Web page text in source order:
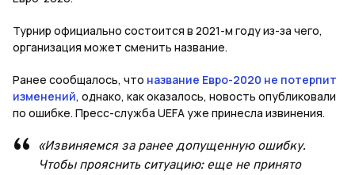
Турнир официально состоится в 2021-м году из-за чего,
организация может сменить название.
Ранее сообщалось, что название Евро-2020 не потерпит
изменений, однако, как оказалось, новость опубликовали
по ошибке. Пресс-служба UEFA уже принесла извинения.
«Извиняемся за ранее допущенную ошибку.
Чтобы прояснить ситуацию: еще не принято